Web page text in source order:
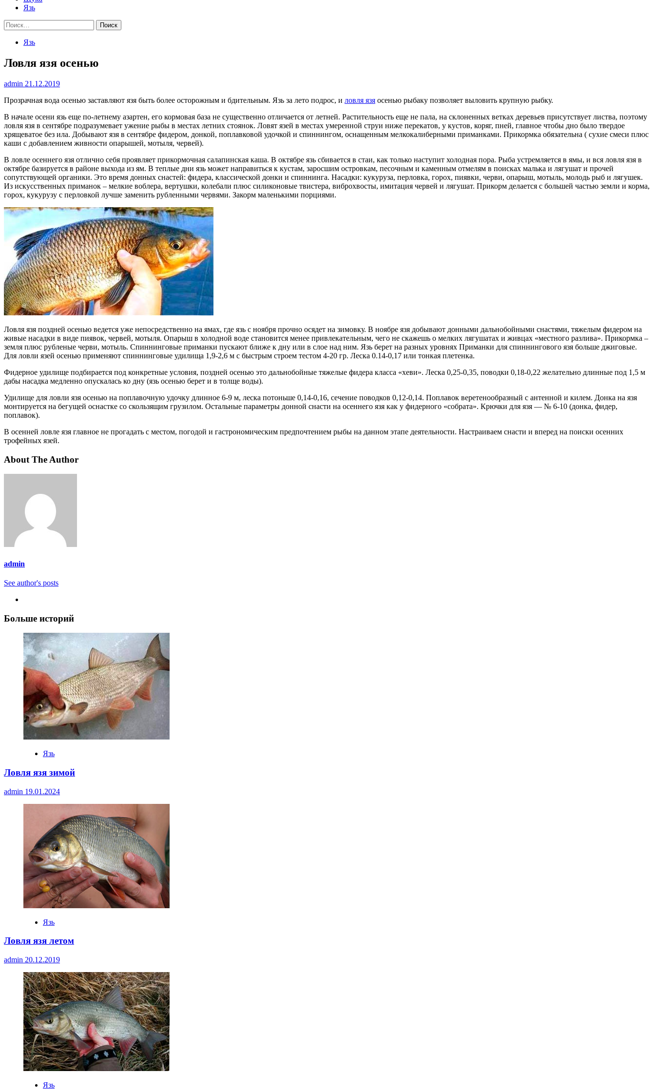
Язь
Найти:
Язь
Ловля язя осенью
admin 21.12.2019
Прозрачная вода осенью заставляют язя быть более осторожным и бдительным. Язь за лето подрос, и ловля язя осенью рыбаку позволяет выловить крупную рыбку.
В начале осени язь еще по-летнему азартен, его кормовая база не существенно отличается от летней. Растительность еще не пала, на склоненных ветках деревьев присутствует листва, поэтому
ловля язя в сентябре подразумевает ужение рыбы в местах летних стоянок. Ловят язей в местах умеренной струи ниже перекатов, у кустов, коряг, пней, главное чтобы дно было твердое
хрящеватое без ила. Добывают язя в сентябре фидером, донкой, поплавковой удочкой и спиннингом, оснащенным мелкокалиберными приманками. Прикормка обязательна ( сухие смеси плюс
каши с добавлением живности опарышей, мотыля, червей).
В ловле осеннего язя отлично себя проявляет прикормочная салапинская каша. В октябре язь сбивается в стаи, как только наступит холодная пора. Рыба устремляется в ямы, и вся ловля язя в
октябре базируется в районе выхода из ям. В теплые дни язь может направиться к кустам, заросшим островкам, песочным и каменным отмелям в поисках малька и лягушат и прочей
сопутствующей органики. Это время донных снастей: фидера, классической донки и спиннинга. Насадки: кукуруза, перловка, горох, пиявки, черви, опарыш, мотыль, молодь рыб и лягушек.
Из искусственных приманок – мелкие воблера, вертушки, колебали плюс силиконовые твистера, виброхвосты, имитация червей и лягушат. Прикорм делается с большей частью земли и корма,
горох, кукурузу с перловкой лучше заменить рубленными червями. Закорм маленькими порциями.
Ловля язя поздней осенью ведется уже непосредственно на ямах, где язь с ноября прочно осядет на зимовку. В ноябре язя добывают донными дальнобойными снастями, тяжелым фидером на
живые насадки в виде пиявок, червей, мотыля. Опарыш в холодной воде становится менее привлекательным, чего не скажешь о мелких лягушатах и живцах «местного разлива». Прикормка –
земля плюс рубленые черви, мотыль. Спиннинговые приманки пускают ближе к дну или в слое над ним. Язь берет на разных уровнях Приманки для спиннингового язя больше джиговые.
Для ловли язей осенью применяют спиннинговые удилища 1,9-2,6 м с быстрым строем тестом 4-20 гр. Леска 0.14-0,17 или тонкая плетенка.
Фидерное удилище подбирается под конкретные условия, поздней осенью это дальнобойные тяжелые фидера класса «хеви». Леска 0,25-0,35, поводки 0,18-0,22 желательно длинные под 1,5 м
дабы насадка медленно опускалась ко дну (язь осенью берет и в толще воды).
Удилище для ловли язя осенью на поплавочную удочку длинное 6-9 м, леска потоньше 0,14-0,16, сечение поводков 0,12-0,14. Поплавок веретенообразный с антенной и килем. Донка на язя
монтируется на бегущей оснастке со скользящим грузилом. Остальные параметры донной снасти на осеннего язя как у фидерного «собрата». Крючки для язя — № 6-10 (донка, фидер,
поплавок).
В осенней ловле язя главное не прогадать с местом, погодой и гастрономическим предпочтением рыбы на данном этапе деятельности. Настраиваем снасти и вперед на поиски осенних
трофейных язей.
About The Author
admin
See author's posts
Больше историй
Язь
Ловля язя зимой
admin 19.01.2024
Язь
Ловля язя летом
admin 20.12.2019
Язь